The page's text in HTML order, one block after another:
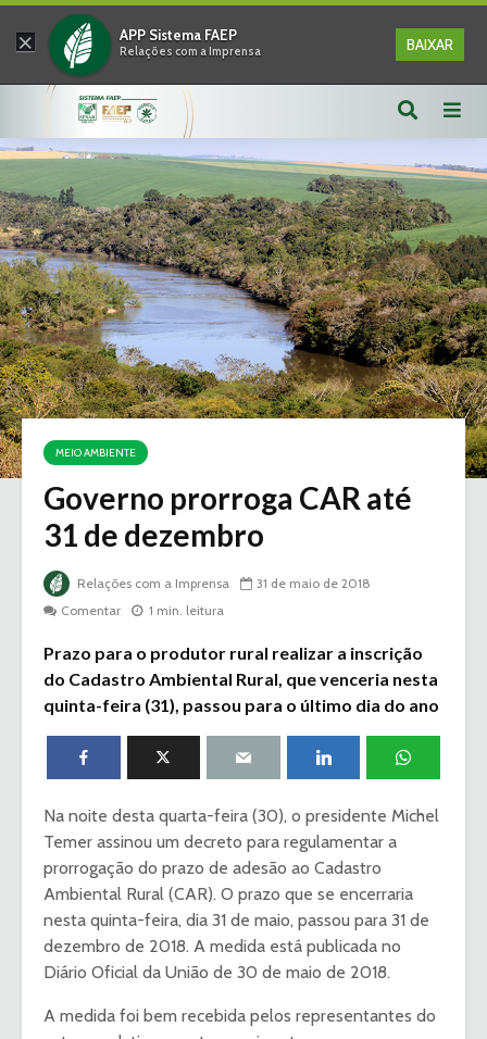
× APP Sistema FAEP
Relações com a Imprensa BAIXAR
MEIO AMBIENTE
Governo prorroga CAR até
31 de dezembro
Relações com a Imprensa
31 de maio de 2018
Comentar
1 min. leitura
Prazo para o produtor rural realizar a inscrição
do Cadastro Ambiental Rural, que venceria nesta
quinta-feira (31), passou para o último dia do ano
Na noite desta quarta-feira (30), o presidente Michel
Temer assinou um decreto para regulamentar a
prorrogação do prazo de adesão ao Cadastro
Ambiental Rural (CAR). O prazo que se encerraria
nesta quinta-feira, dia 31 de maio, passou para 31 de
dezembro de 2018. A medida está publicada no
Diário Oficial da União de 30 de maio de 2018.
A medida foi bem recebida pelos representantes do